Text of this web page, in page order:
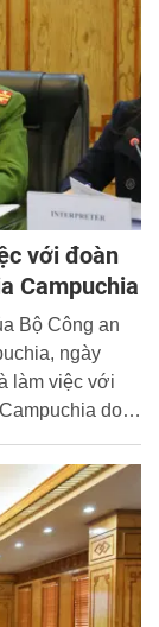
với đoàn
Campuchia
Bộ Công an
ngày
làm việc với
do
đoàn. Đại
Học viện
bạn.